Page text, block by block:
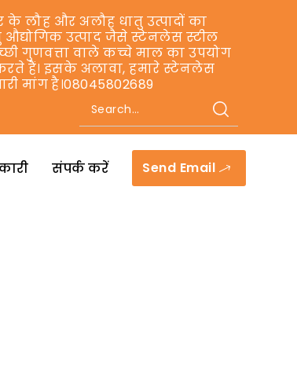
के लौह और अलौह धातु उत्पादों का
औद्योगिक उत्पाद जैसे स्टेनलेस स्टील
गुणवत्ता वाले कच्चे माल का उपयोग
हैं। इसके अलावा, हमारे स्टेनलेस
मांग है।08045802689
Send Email
संपर्क करें